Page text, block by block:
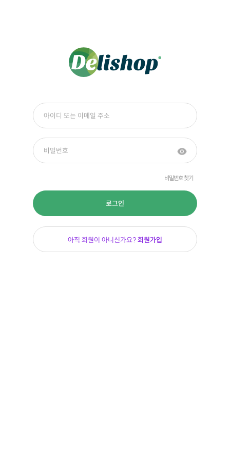
비밀번호 찾기
로그인
아직 회원이 아니신가요?회원가입